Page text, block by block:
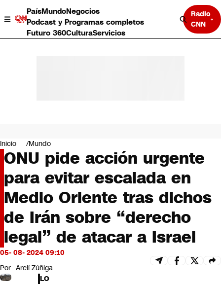
PaísMundoNegocios
Podcast y Programas completos
Futuro 360CulturaServicios
Radio
CNN
Negocios
Deportes
Programas completos
Cultura
Servicios
Bits
CNN tiempo
Futuro 360
Opinión
Inicio Mundo
ONU pide acción urgente
para evitar escalada en
Medio Oriente tras dichos
de Irán sobre “derecho
legal” de atacar a Israel
05- 08- 2024 09:10
Por Arelí Zúñiga
LO